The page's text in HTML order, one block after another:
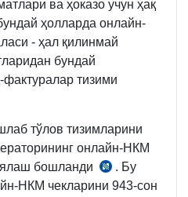
ва ҳоказо учун ҳақ
ҳолларда онлайн-
- ҳал қилинмай
бундай
тизими
тўлов тизимларини
онлайн-НКМ
бошланди
04.10.2021
й.
. Бу
НКМ чекларини 943-сон